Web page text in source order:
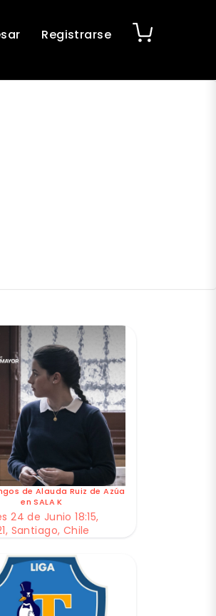
Registrarse
de Alauda Ruiz de Azúa
en SALA K
24 de Junio 18:15,
Santiago, Chile